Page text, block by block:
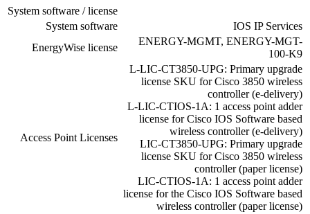
System software / license
IOS IP Services
System software
ENERGY-MGMT, ENERGY-MGT-
100-K9
EnergyWise license
L-LIC-CT3850-UPG: Primary upgrade
license SKU for Cisco 3850 wireless
controller (e-delivery)
L-LIC-CTIOS-1A: 1 access point adder
license for Cisco IOS Software based
wireless controller (e-delivery)
LIC-CT3850-UPG: Primary upgrade
license SKU for Cisco 3850 wireless
controller (paper license)
LIC-CTIOS-1A: 1 access point adder
license for the Cisco IOS Software based
wireless controller (paper license)
Access Point Licenses